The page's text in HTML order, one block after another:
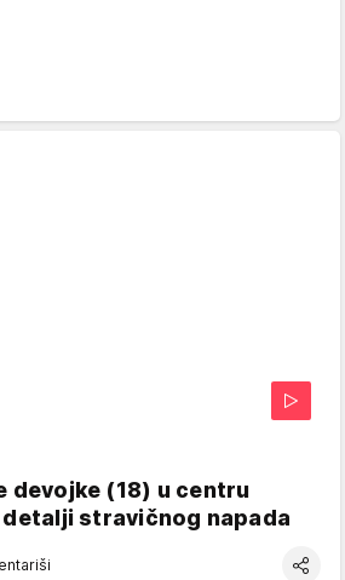
devojke (18) u centru
detalji stravičnog napada